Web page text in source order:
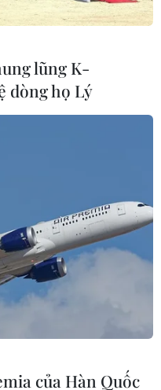
nhằm siết chặt
cho biết cách tiếp cận
bảo hoạt động di
lũng K-
dòng họ Lý
của Hàn Quốc